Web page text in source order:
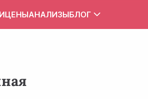
ЦЕНЫАНАЛИЗЫБЛОГ